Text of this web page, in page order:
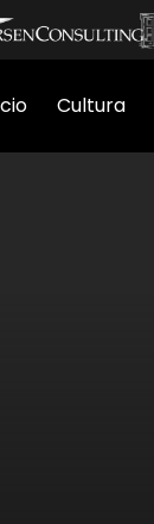
Cultura